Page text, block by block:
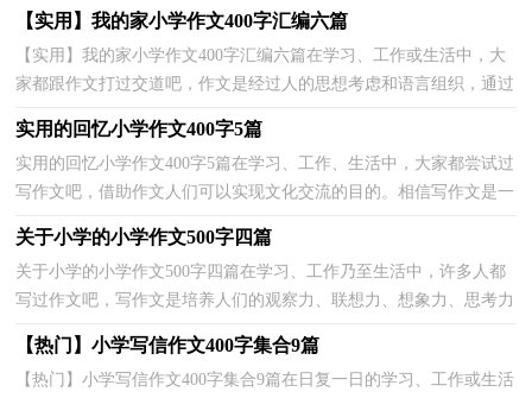
【实用】我的家小学作文400字汇编六篇
【实用】我的家小学作文400字汇编六篇在学习、工作或生活中，大
家都跟作文打过交道吧，作文是经过人的思想考虑和语言组织，通过
实用的回忆小学作文400字5篇
实用的回忆小学作文400字5篇在学习、工作、生活中，大家都尝试过
写作文吧，借助作文人们可以实现文化交流的目的。相信写作文是一
关于小学的小学作文500字四篇
关于小学的小学作文500字四篇在学习、工作乃至生活中，许多人都
写过作文吧，写作文是培养人们的观察力、联想力、想象力、思考力
【热门】小学写信作文400字集合9篇
【热门】小学写信作文400字集合9篇在日复一日的学习、工作或生活